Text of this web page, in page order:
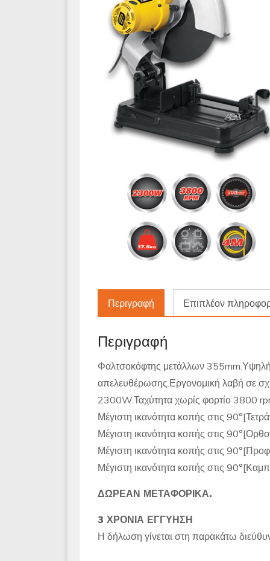
Περιγραφή Επιπλέον
Περιγραφή
Φαλτσοκόφτης μετάλλων
απελευθέρωσης.Εργονομική λαβή σε
2300W.Ταχύτητα χωρίς φορτίο 3800
Μέγιστη ικανότητα κοπής στις
Μέγιστη ικανότητα κοπής στις
Μέγιστη ικανότητα κοπής στις
Μέγιστη ικανότητα κοπής στις
ΔΩΡΕΑΝ ΜΕΤΑΦΟΡΙΚΑ.
3 ΧΡΟΝΙΑ ΕΓΓΥΗΣΗ
Η δήλωση γίνεται στη παρακάτω